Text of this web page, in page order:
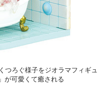
つろぐ様子をジオラマフィギュ
が可愛くて癒される